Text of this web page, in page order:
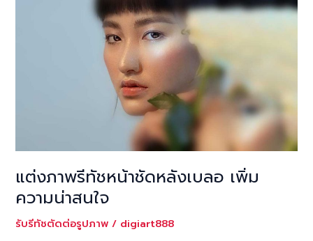
แต่งภาพรีทัชหน้าชัดหลังเบลอ เพิ่ม
ความน่าสนใจ
รับรีทัชตัดต่อรูปภาพ / digiart888